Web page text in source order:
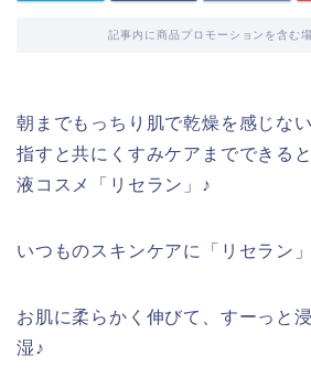
記事内に商品プロモーションを含む
朝までもっちり肌で乾燥を感じな
指すと共にくすみケアまでできる
液コスメ「リセラン」♪
いつものスキンケアに「リセラン
お肌に柔らかく伸びて、すーっと
湿♪